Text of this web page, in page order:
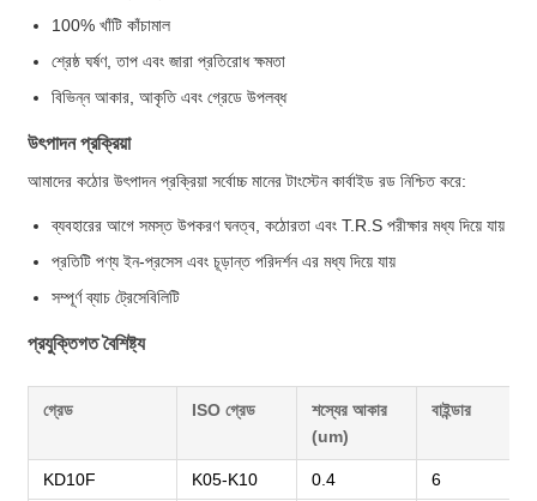
100% খাঁটি কাঁচামাল
শ্রেষ্ঠ ঘর্ষণ, তাপ এবং জারা প্রতিরোধ ক্ষমতা
বিভিন্ন আকার, আকৃতি এবং গ্রেডে উপলব্ধ
উৎপাদন প্রক্রিয়া
আমাদের কঠোর উৎপাদন প্রক্রিয়া সর্বোচ্চ মানের টাংস্টেন কার্বাইড রড নিশ্চিত করে:
ব্যবহারের আগে সমস্ত উপকরণ ঘনত্ব, কঠোরতা এবং T.R.S পরীক্ষার মধ্য দিয়ে যায়
প্রতিটি পণ্য ইন-প্রসেস এবং চূড়ান্ত পরিদর্শন এর মধ্য দিয়ে যায়
সম্পূর্ণ ব্যাচ ট্রেসেবিলিটি
প্রযুক্তিগত বৈশিষ্ট্য
গ্রেড ISO গ্রেড
শস্যের আকার
(um)
বাইন্ডার
KD10F K05-K10 0.4 6